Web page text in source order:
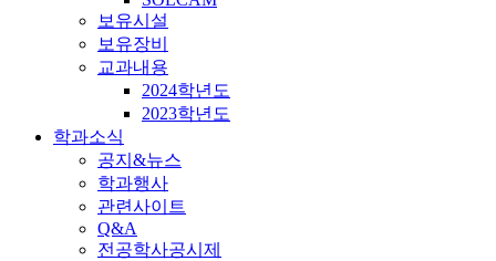
보유시설
보유장비
교과내용
2024학년도
2023학년도
학과소식
공지&뉴스
학과행사
관련사이트
Q&A
전공학사공시제